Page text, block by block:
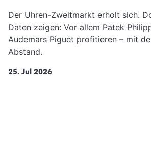
Der Uhren-Zweitmarkt erholt sich.
Daten zeigen: Vor allem Patek
Audemars Piguet profitieren – mit
Abstand.
25. Jul 2026